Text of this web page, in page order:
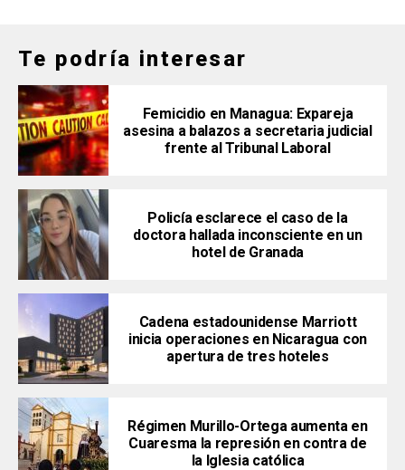
Te podría interesar
Femicidio en Managua: Expareja
asesina a balazos a secretaria judicial
frente al Tribunal Laboral
Policía esclarece el caso de la
doctora hallada inconsciente en un
hotel de Granada
Cadena estadounidense Marriott
inicia operaciones en Nicaragua con
apertura de tres hoteles
Régimen Murillo-Ortega aumenta en
Cuaresma la represión en contra de
la Iglesia católica